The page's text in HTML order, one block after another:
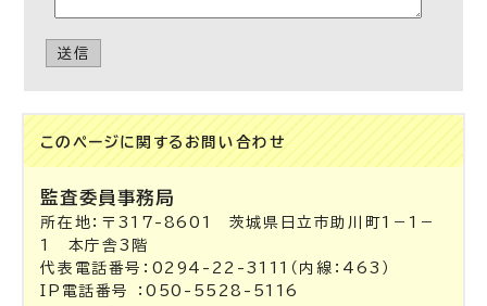
送信
このページに関する お問い合わせ
監査委員事務局
所在地：〒317-8601 茨城県日立市助川町1－1－
1 本庁舎3階
代表電話番号：0294-22-3111（内線：463）
IP電話番号 ：050-5528-5116